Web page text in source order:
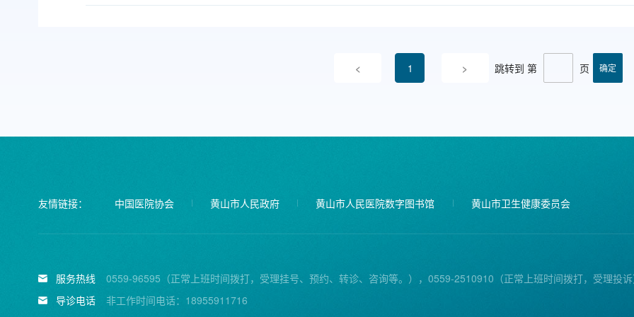
< 1 > 跳转到 第 页
友情链接： 中国医院协会 黄山市人民政府 黄山市人民医院数字图书馆 黄山市卫生健康委员会
服务热线
0559-96595（正常上班时间拨打，受理挂号、预约、转诊、咨询等。），0559-2510910（正常上班时间拨打，受理投
导诊电话
非工作时间电话：18955911716